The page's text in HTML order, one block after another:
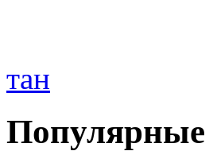
тан
Популярные